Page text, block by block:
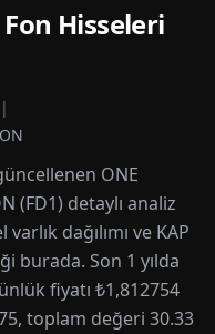
Fon Hisseleri
|
ONE
(FD1) detaylı analiz
dağılımı ve KAP
burada. Son 1 yılda
fiyatı ₺1,812754
toplam değeri 30.33